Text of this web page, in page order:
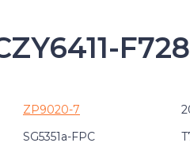
ZP9020-7
SG5351a-FPC